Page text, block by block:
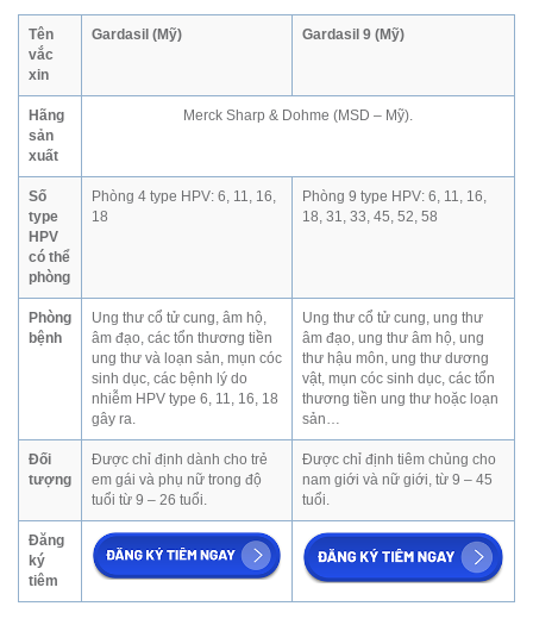
Tên
vắc
xin
Gardasil (Mỹ) Gardasil 9 (Mỹ)
Hãng
sản
xuất
Merck Sharp & Dohme (MSD – Mỹ).
Số
type
HPV
có thể
phòng
Phòng 4 type HPV: 6, 11, 16,
18
Phòng 9 type HPV: 6, 11, 16,
18, 31, 33, 45, 52, 58
Phòng
bệnh
Ung thư cổ tử cung, âm hộ,
âm đạo, các tổn thương tiền
ung thư và loạn sản, mụn cóc
sinh dục, các bệnh lý do
nhiễm HPV type 6, 11, 16, 18
gây ra.
Ung thư cổ tử cung, ung thư
âm đạo, ung thư âm hộ, ung
thư hậu môn, ung thư dương
vật, mụn cóc sinh dục, các tổn
thương tiền ung thư hoặc loạn
sản…
Đối
tượng
Được chỉ định dành cho trẻ
em gái và phụ nữ trong độ
tuổi từ 9 – 26 tuổi.
Được chỉ định tiêm chủng cho
nam giới và nữ giới, từ 9 – 45
tuổi.
Đăng
ký
tiêm